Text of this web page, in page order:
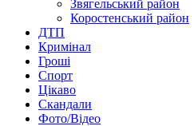
Звягельський район
Коростенський район
ДТП
Кримінал
Гроші
Спорт
Цікаво
Скандали
Фото/Відео